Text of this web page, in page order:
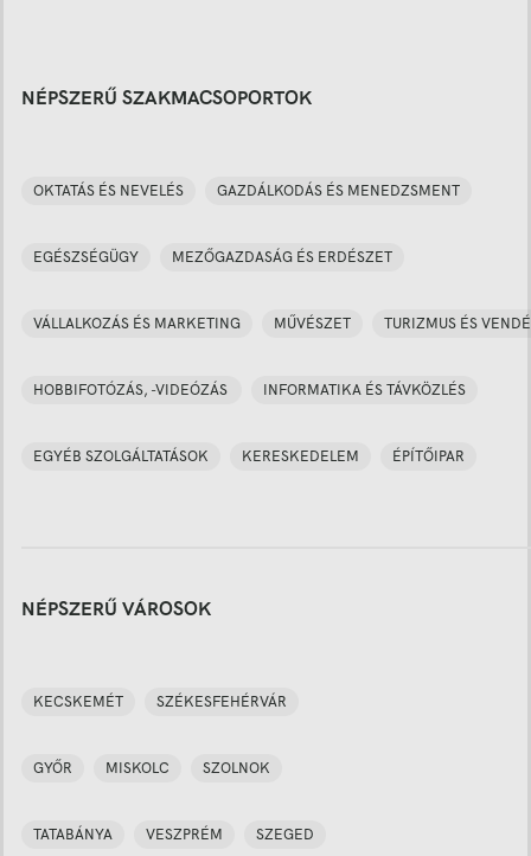
NÉPSZERŰ SZAKMACSOPORTOK
OKTATÁS ÉS NEVELÉS GAZDÁLKODÁS ÉS MENEDZSMENT
EGÉSZSÉGÜGY MEZŐGAZDASÁG ÉS ERDÉSZET
VÁLLALKOZÁS ÉS MARKETING MŰVÉSZET TURIZMUS ÉS
HOBBIFOTÓZÁS, -VIDEÓZÁS INFORMATIKA ÉS TÁVKÖZLÉS
EGYÉB SZOLGÁLTATÁSOK KERESKEDELEM ÉPÍTŐIPAR
NÉPSZERŰ VÁROSOK
KECSKEMÉT SZÉKESFEHÉRVÁR
GYŐR MISKOLC SZOLNOK
TATABÁNYA VESZPRÉM SZEGED